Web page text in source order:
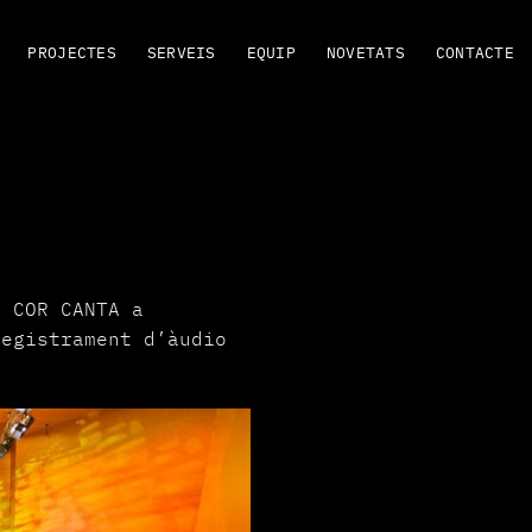
PROJECTES SERVEIS EQUIP NOVETATS CONTACTE
CANTA a
d’àudio